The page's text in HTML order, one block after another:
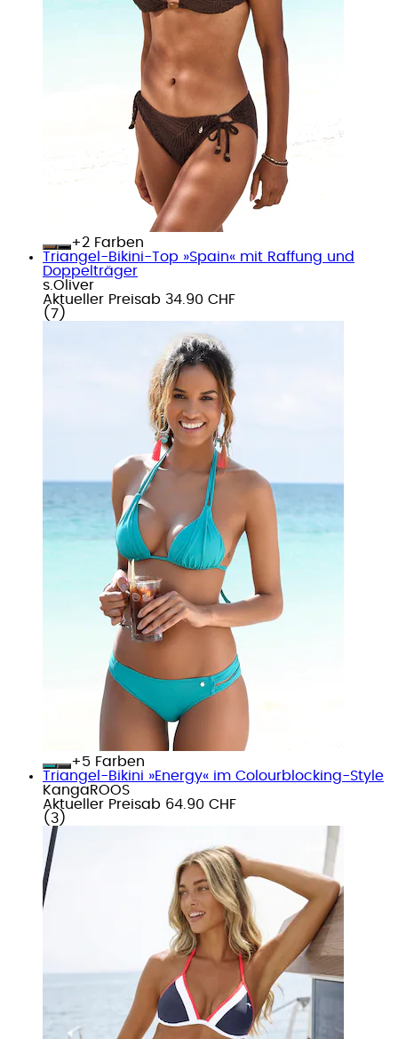
+
Farben
Triangel-Bikini-Top »Spain« mit Raffung und
Doppelträger
s.Oliver
Aktueller Preisab 34.90 CHF
( 7 )
+
Farben
Triangel-Bikini »Energy« im Colourblocking-Style
KangaROOS
Aktueller Preisab 64.90 CHF
( 3 )